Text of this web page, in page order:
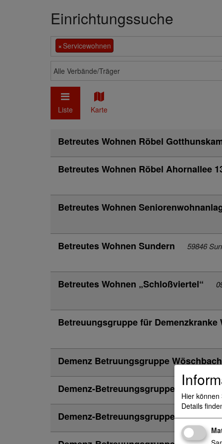
Einrichtungssuche
× Servicewohnen
Alle Verbände/Träger
Liste
Karte
Betreutes Wohnen Röbel
Betreutes Wohnen Röbel Ahornallee
Betreutes Wohnen
Betreutes Wohnen Sundern 59846
Betreutes Wohnen „Schloßviertel“
Betreuungsgruppe für Demenzkranke
Demenz Betruungsgruppe
Demenz-Betreuungsgruppe Bad
Demenz-Betreuungsgruppe Bruchsal
Hier
Details